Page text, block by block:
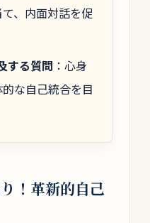
、内面対話を促
する質問 ：心身
な自己統合を目
！革新的自己